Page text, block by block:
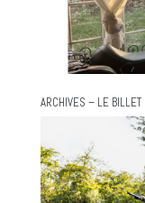
ARCHIVES – LE